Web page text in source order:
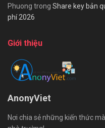
Phuong trong Share key bản
phí 2026
Giới thiệu
AnonyViet
Nơi chia sẻ những kiến thức